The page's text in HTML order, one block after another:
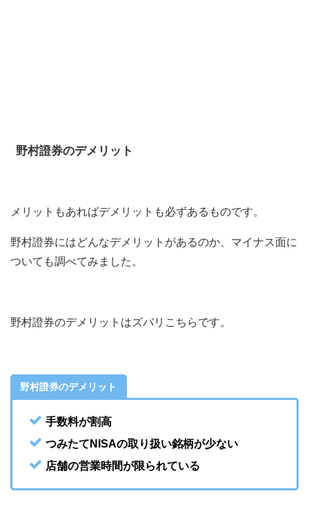
野村證券のデメリット
メリットもあればデメリットも必ずあるものです。
野村證券にはどんなデメリットがあるのか、マイナス面に
ついても調べてみました。
野村證券のデメリットはズバリこちらです。
野村證券のデメリット
手数料が割高
つみたてNISAの取り扱い銘柄が少ない
店舗の営業時間が限られている